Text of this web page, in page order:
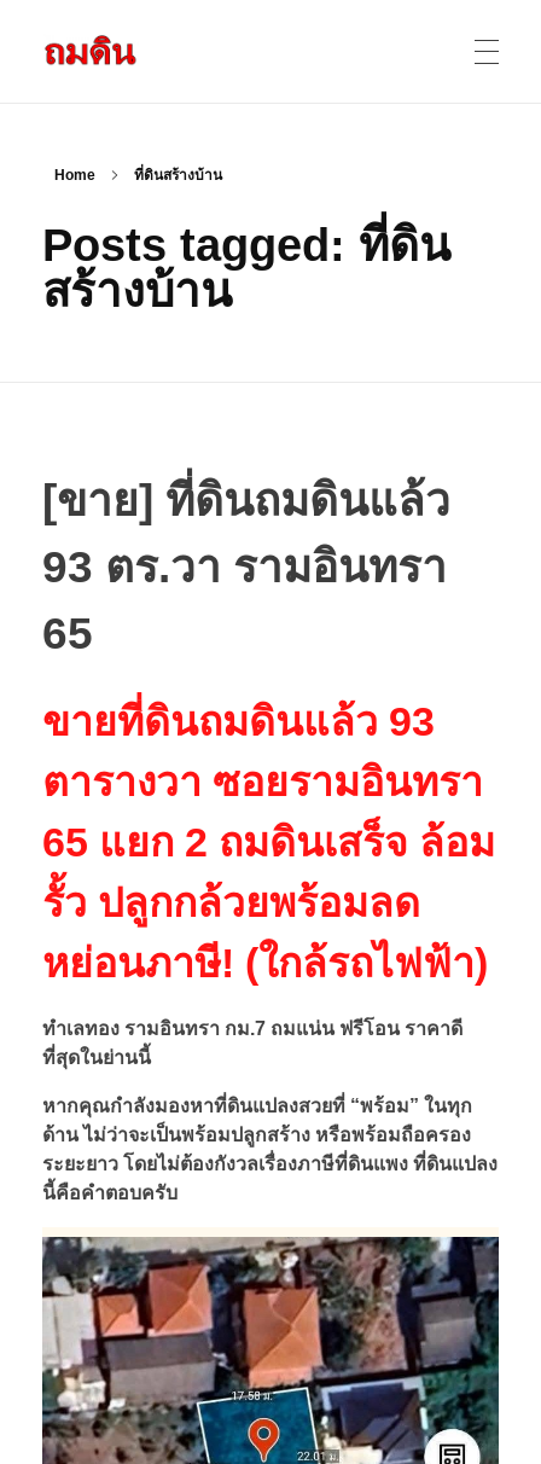
ผลงานถมดิน
Home ที่ดินสร้างบ้าน
Posts tagged: ที่ดิน
สร้างบ้าน
[ขาย] ที่ดินถมดินแล้ว
93 ตร.วา รามอินทรา
65
ขายที่ดินถมดินแล้ว 93
ตารางวา ซอยรามอินทรา
65 แยก 2 ถมดินเสร็จ ล้อม
รั้ว ปลูกกล้วยพร้อมลด
หย่อนภาษี! (ใกล้รถไฟฟ้า)
ทำเลทอง รามอินทรา กม.7 ถมแน่น ฟรีโอน ราคาดี
ที่สุดในย่านนี้
หากคุณกำลังมองหาที่ดินแปลงสวยที่ “พร้อม” ในทุก
ด้าน ไม่ว่าจะเป็นพร้อมปลูกสร้าง หรือพร้อมถือครอง
ระยะยาว โดยไม่ต้องกังวลเรื่องภาษีที่ดินแพง ที่ดินแปลง
นี้คือคำตอบครับ